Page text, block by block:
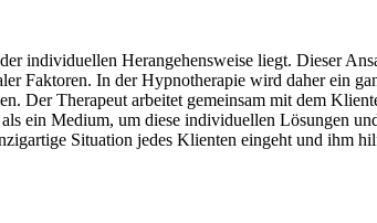
individuellen Herangehensweise liegt. Dieser
Faktoren. In der Hypnotherapie wird daher ein
Der Therapeut arbeitet gemeinsam mit dem
ein Medium, um diese individuellen Lösungen
Situation jedes Klienten eingeht und ihm